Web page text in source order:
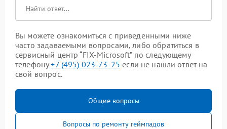
Вы можете ознакомиться с приведенными ниже
часто задаваемыми вопросами, либо обратиться в
сервисный центр “FIX-Microsoft” по следующему
телефону+7 (495) 023-73-25 если не нашли ответ на
свой вопрос.
Общие вопросы
Вопросы по ремонту геймпадов